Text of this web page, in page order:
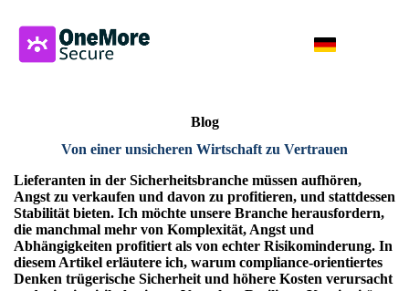
Blog
Von einer unsicheren Wirtschaft zu Vertrauen
Lieferanten in der Sicherheitsbranche müssen aufhören,
Angst zu verkaufen und davon zu profitieren, und stattdessen
Stabilität bieten. Ich möchte unsere Branche herausfordern,
die manchmal mehr von Komplexität, Angst und
Abhängigkeiten profitiert als von echter Risikominderung. In
diesem Artikel erläutere ich, warum compliance-orientiertes
Denken trügerische Sicherheit und höhere Kosten verursacht